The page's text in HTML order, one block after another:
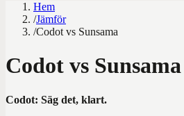
Hem
/Jämför
/Codot vs Sunsama
Codot vs Sunsama
Codot: Säg det, klart.